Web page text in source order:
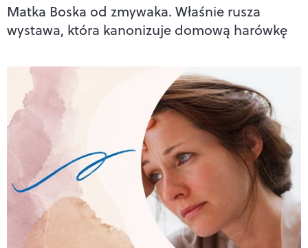
Matka Boska od zmywaka. Właśnie rusza
wystawa, która kanonizuje domową harówkę